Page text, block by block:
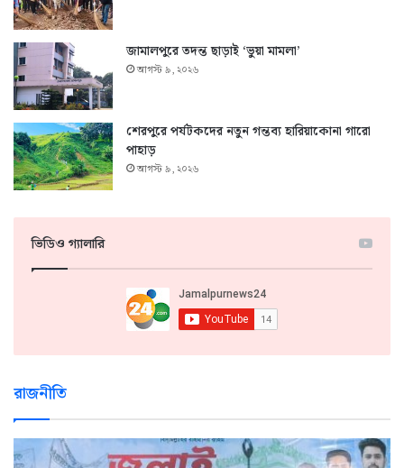
জামালপুরে তদন্ত ছাড়াই ‘ভুয়া মামলা’
আগস্ট ৯, ২০২৬
শেরপুরে পর্যটকদের নতুন গন্তব্য হারিয়াকোনা গারো
পাহাড়
আগস্ট ৯, ২০২৬
ভিডিও গ্যালারি
রাজনীতি